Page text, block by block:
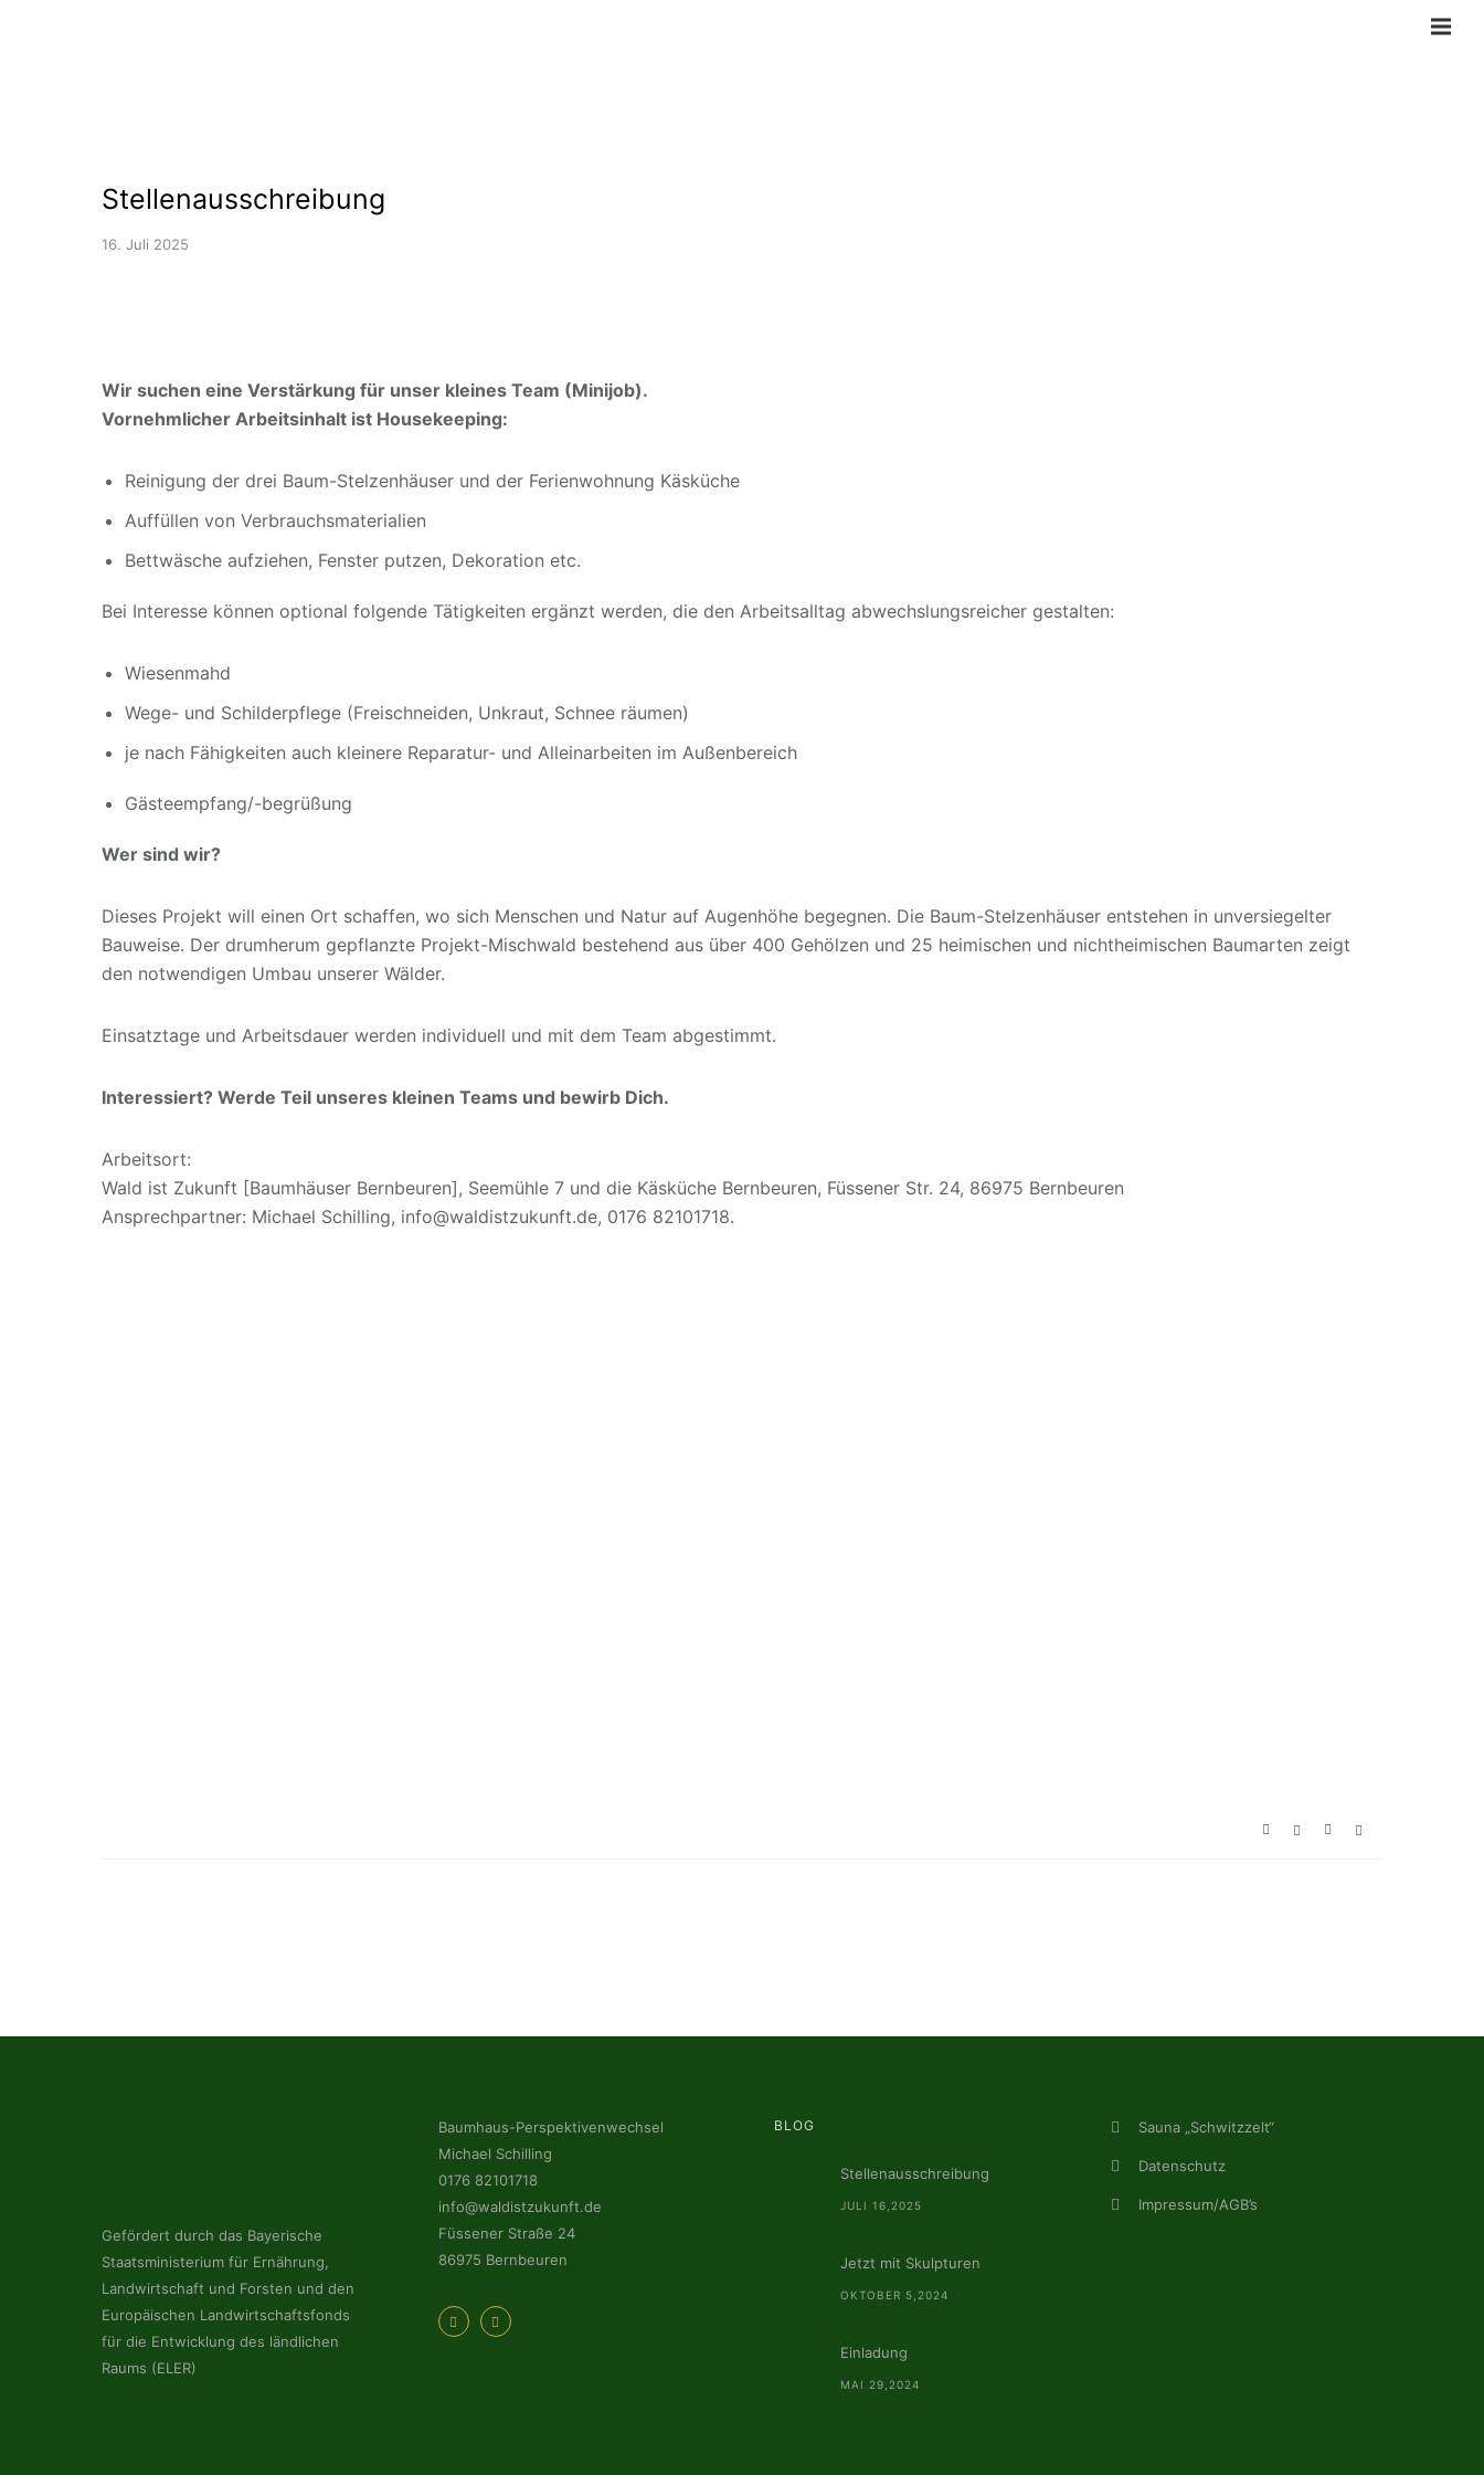
BAUMHÄUSER BAUMWISSEN
Stellenausschreibung
16. Juli 2025
Wir suchen eine Verstärkung für unser kleines Team (Minijob).
Vornehmlicher Arbeitsinhalt ist Housekeeping:
Reinigung der drei Baum-Stelzenhäuser und der Ferienwohnung Käsküche
Auffüllen von Verbrauchsmaterialien
Bettwäsche aufziehen, Fenster putzen, Dekoration etc.
Bei Interesse können optional folgende Tätigkeiten ergänzt werden, die den Arbeitsalltag abwechslungsreicher gestalten:
Wiesenmahd
Wege- und Schilderpflege (Freischneiden, Unkraut, Schnee räumen)
je nach Fähigkeiten auch kleinere Reparatur- und Alleinarbeiten im Außenbereich
Gästeempfang/-begrüßung
Wer sind wir?
Dieses Projekt will einen Ort schaffen, wo sich Menschen und Natur auf Augenhöhe begegnen. Die Baum-Stelzenhäuser entstehen in unversiegelter
Bauweise. Der drumherum gepflanzte Projekt-Mischwald bestehend aus über 400 Gehölzen und 25 heimischen und nichtheimischen Baumarten zeigt
den notwendigen Umbau unserer Wälder.
Einsatztage und Arbeitsdauer werden individuell und mit dem Team abgestimmt.
Interessiert? Werde Teil unseres kleinen Teams und bewirb Dich.
Arbeitsort:
Wald ist Zukunft [Baumhäuser Bernbeuren], Seemühle 7 und die Käsküche Bernbeuren, Füssener Str. 24, 86975 Bernbeuren
Ansprechpartner: Michael Schilling, info@waldistzukunft.de, 0176 82101718.
Gefördert durch das Bayerische
Staatsministerium für Ernährung,
Landwirtschaft und Forsten und den
Europäischen Landwirtschaftsfonds
für die Entwicklung des ländlichen
Raums (ELER)
Baumhaus-Perspektivenwechsel
Michael Schilling
0176 82101718
info@waldistzukunft.de
Füssener Straße 24
86975 Bernbeuren
BLOG
Stellenausschreibung
JULI 16,2025
Jetzt mit Skulpturen
OKTOBER 5,2024
Einladung
MAI 29,2024
Sauna „Schwitzzelt“
Datenschutz
Impressum/AGB’s